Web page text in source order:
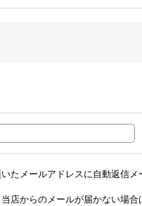
たメールアドレスに自動返信メ
店からのメールが届かない場